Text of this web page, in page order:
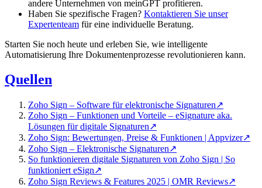
andere Unternehmen von meinGPT profitieren.
Haben Sie spezifische Fragen? Kontaktieren Sie unser
Expertenteam für eine individuelle Beratung.
Starten Sie noch heute und erleben Sie, wie intelligente
Automatisierung Ihre Dokumentenprozesse revolutionieren kann.
Quellen
Zoho Sign – Software für elektronische Signaturen↗
Zoho Sign – Funktionen und Vorteile – eSignature aka.
Lösungen für digitale Signaturen↗
Zoho Sign: Bewertungen, Preise & Funktionen | Appvizer↗
Zoho Sign – Elektronische Signaturen↗
So funktionieren digitale Signaturen von Zoho Sign | So
funktioniert eSign↗
Zoho Sign Reviews & Features 2025 | OMR Reviews↗